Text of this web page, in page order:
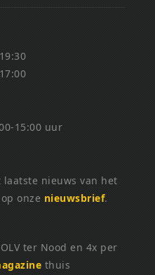
15:00 uur
nieuws van het
onze nieuwsbrief.
ter Nood en 4x per
thuis